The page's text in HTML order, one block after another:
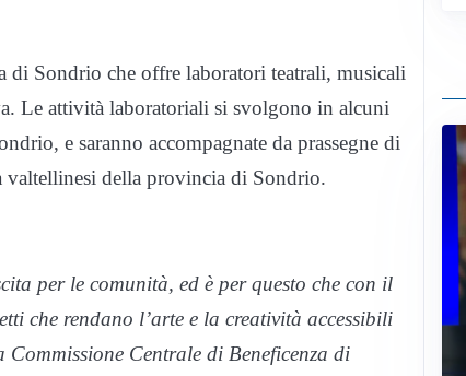
di Sondrio che offre laboratori teatrali, musicali
Le attività laboratoriali si svolgono in alcuni
e saranno accompagnate da prassegne di
valtellinesi della provincia di Sondrio.
per le comunità, ed è per questo che con il
che rendano l’arte e la creatività accessibili
Centrale di Beneficenza di